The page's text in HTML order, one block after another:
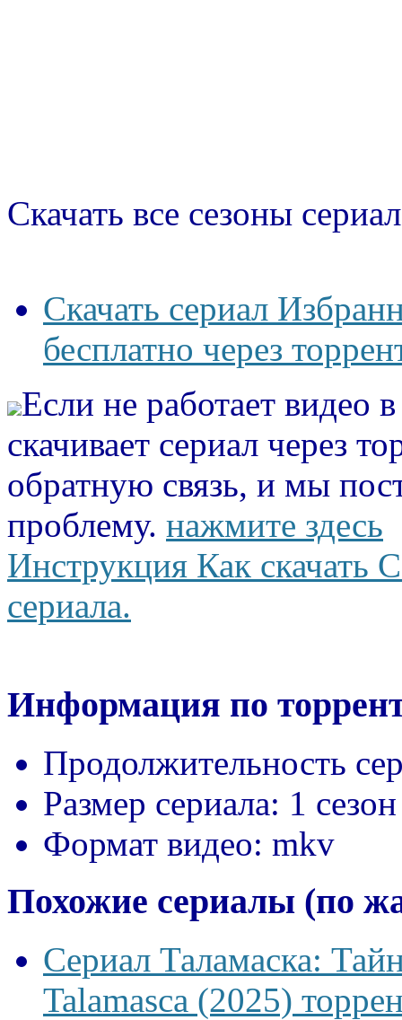
Скачать все сезоны
Скачать сериал
бесплатно через
Если не работает видео
скачивает сериал через
обратную связь, и мы
проблему. нажмите здесь
Инструкция Как скачать
сериала.
Информация по
Продолжительность
Размер сериала: 1
Формат видео: mkv
Похожие сериалы (по
Сериал Таламаска:
Talamasca (2025)